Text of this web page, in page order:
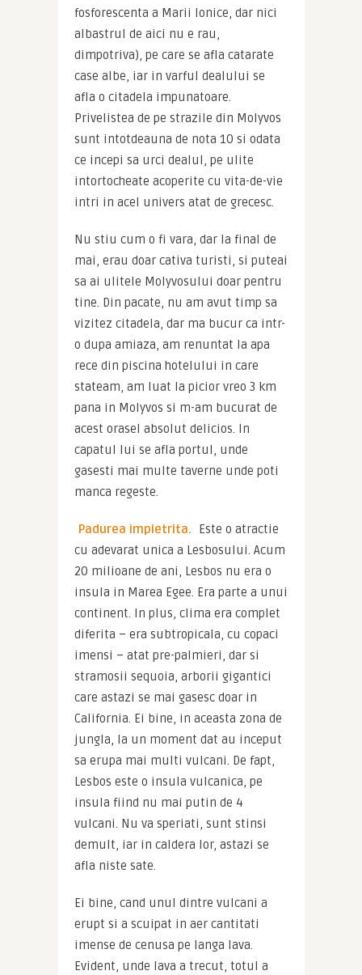
fosforescenta a Marii Ionice, dar nici
albastrul de aici nu e rau,
dimpotriva), pe care se afla catarate
case albe, iar in varful dealului se
afla o citadela impunatoare.
Privelistea de pe strazile din Molyvos
sunt intotdeauna de nota 10 si odata
ce incepi sa urci dealul, pe ulite
intortocheate acoperite cu vita-de-vie
intri in acel univers atat de grecesc.
Nu stiu cum o fi vara, dar la final de
mai, erau doar cativa turisti, si puteai
sa ai ulitele Molyvosului doar pentru
tine. Din pacate, nu am avut timp sa
vizitez citadela, dar ma bucur ca intr-
o dupa amiaza, am renuntat la apa
rece din piscina hotelului in care
stateam, am luat la picior vreo 3 km
pana in Molyvos si m-am bucurat de
acest orasel absolut delicios. In
capatul lui se afla portul, unde
gasesti mai multe taverne unde poti
manca regeste.
Padurea impietrita.
Este o atractie
cu adevarat unica a Lesbosului. Acum
20 milioane de ani, Lesbos nu era o
insula in Marea Egee. Era parte a unui
continent. In plus, clima era complet
diferita – era subtropicala, cu copaci
imensi – atat pre-palmieri, dar si
stramosii sequoia, arborii gigantici
care astazi se mai gasesc doar in
California. Ei bine, in aceasta zona de
jungla, la un moment dat au inceput
sa erupa mai multi vulcani. De fapt,
Lesbos este o insula vulcanica, pe
insula fiind nu mai putin de 4
vulcani. Nu va speriati, sunt stinsi
demult, iar in caldera lor, astazi se
afla niste sate.
Ei bine, cand unul dintre vulcani a
erupt si a scuipat in aer cantitati
imense de cenusa pe langa lava.
Evident, unde lava a trecut, totul a